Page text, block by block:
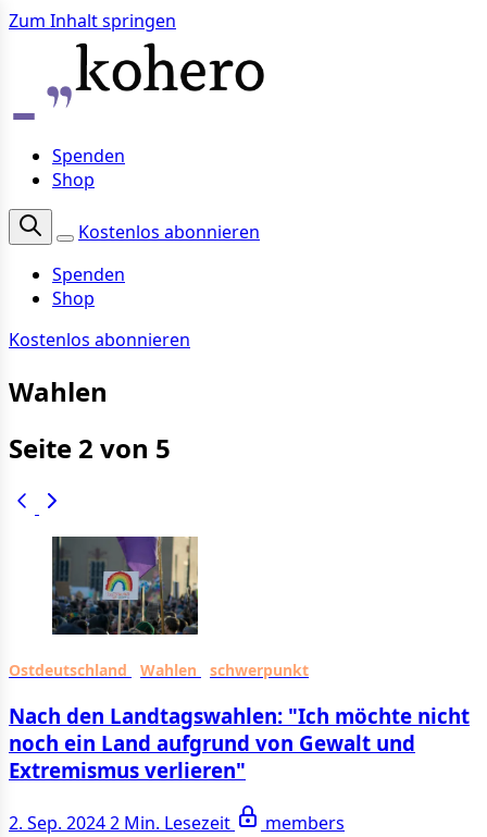
Zum Inhalt springen
Spenden
Shop
Kostenlos abonnieren
Spenden
Shop
Kostenlos abonnieren
Wahlen
Seite 2 von 5
Ostdeutschland Wahlen schwerpunkt
Nach den Landtagswahlen: "Ich möchte nicht
noch ein Land aufgrund von Gewalt und
Extremismus verlieren"
2. Sep. 20242 Min. Lesezeit members